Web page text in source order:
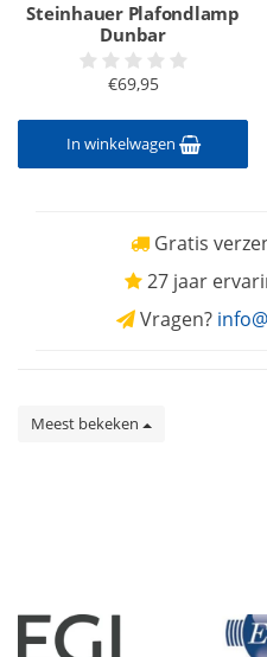
Steinhauer Plafondlamp
Dunbar
€69,95
In winkelwagen
Gratis
27 jaar
Vragen?
Meest bekeken